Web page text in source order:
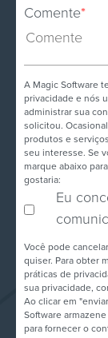
Comente*
A Magic Software
privacidade e nós
administrar sua
solicitou.
produtos e
seu interesse. Se
marque abaixo
gostaria:
Eu
Você pode
quiser. Para obter
práticas de
sua privacidade,
Ao clicar em
Software
para fornecer o